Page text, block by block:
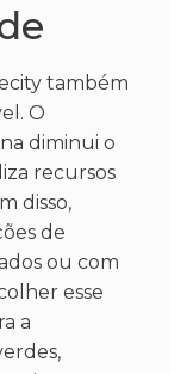
também
O
diminui o
recursos
disso,
de
ou com
esse
a